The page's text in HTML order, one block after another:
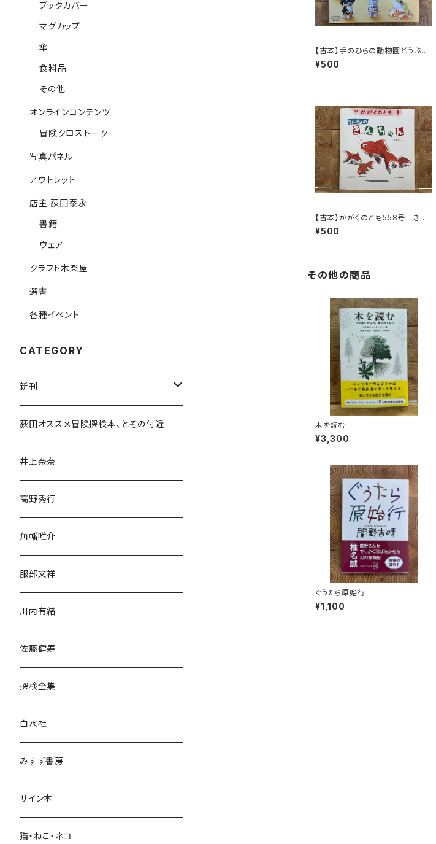
【古本】手のひらの動物園どうぶ
つ・紙工作BOOK
¥500
【古本】かがくのとも558号 きん
ぎょのきんちゃん
¥500
その他の商品
木を読む
¥3,300
ぐうたら原始行
¥1,100
ブックカバー
マグカップ
傘
食料品
その他
オンラインコンテンツ
冒険クロストーク
写真パネル
アウトレット
店主 荻田泰永
書籍
ウェア
クラフト木楽屋
選書
各種イベント
CATEGORY
新刊
和書
文学・小説・物語
随筆・ノンフィクション・その他
民族・風習
言語・ことば
荻田オススメ冒険探検本、とその付近
井上奈奈
高野秀行
角幡唯介
服部文祥
川内有緒
佐藤健寿
探検全集
白水社
みすず書房
サイン本
猫・ねこ・ネコ